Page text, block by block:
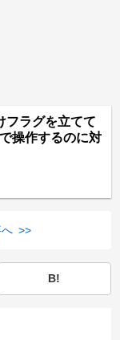
フラグを立てて
操作するのに対
へ >>
B!